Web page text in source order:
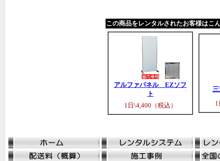
この商品をレンタルされたお客様はこ
アルファパネル EZソフ
ト
1日\4,400（税込）